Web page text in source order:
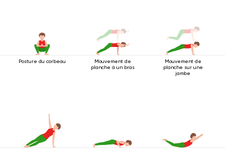
Posture du corbeau
Mouvement de
planche à un bras
Mouvement de
planche sur une
jambe